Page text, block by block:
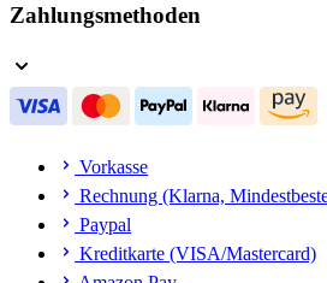
Zahlungsmethoden
Vorkasse
Rechnung (Klarna,
Paypal
Kreditkarte (VISA/Mastercard)